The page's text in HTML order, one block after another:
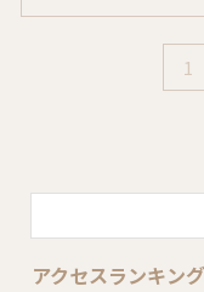
1
アクセスランキング